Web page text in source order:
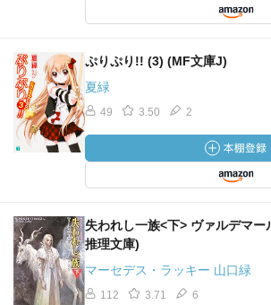
ぷりぷり!! (3) (MF文庫J)
夏緑
49 3.50 2
失われし一族<下> ヴァルデマ
推理文庫)
マーセデス・ラッキー 山口緑
112 3.71 6